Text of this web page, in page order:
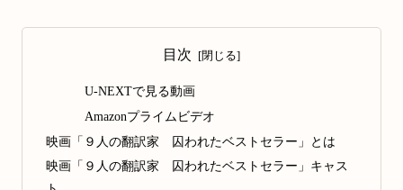
目次
U-NEXTで見る動画
Amazonプライムビデオ
映画「９人の翻訳家 囚われたベストセラー」とは
映画「９人の翻訳家 囚われたベストセラー」キャス